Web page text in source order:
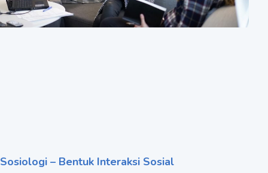
Sosiologi – Bentuk Interaksi Sosial